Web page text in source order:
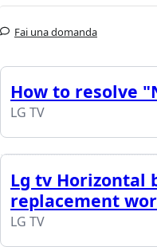
Fai una domanda
How to resolve
LG TV
Lg tv Horizontal
replacement
LG TV